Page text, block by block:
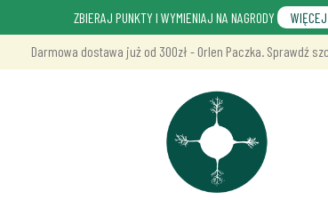
ZBIERAJ PUNKTY I WYMIENIAJ NA NAGRODY
WIĘCEJ
Darmowa dostawa już od 300zł - Orlen Paczka. Sprawdź